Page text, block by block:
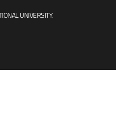
UNIVERSITY.